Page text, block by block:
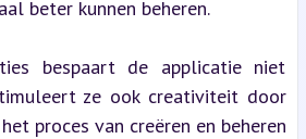
beter kunnen beheren.
bespaart de applicatie niet
ze ook creativiteit door
proces van creëren en beheren